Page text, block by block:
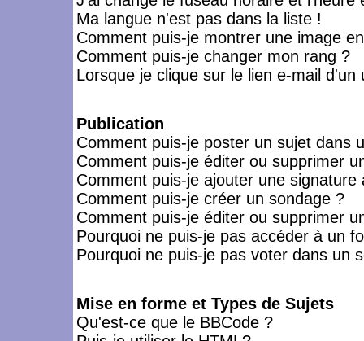
Ma langue n'est pas dans la liste !
Comment puis-je montrer une image
Comment puis-je changer mon rang ?
Lorsque je clique sur le lien e-mail
Publication
Comment puis-je poster un sujet dans
Comment puis-je éditer ou supprimer
Comment puis-je ajouter une signature
Comment puis-je créer un sondage ?
Comment puis-je éditer ou supprimer
Pourquoi ne puis-je pas accéder à un
Pourquoi ne puis-je pas voter dans un
Mise en forme et Types de Sujets
Qu'est-ce que le BBCode ?